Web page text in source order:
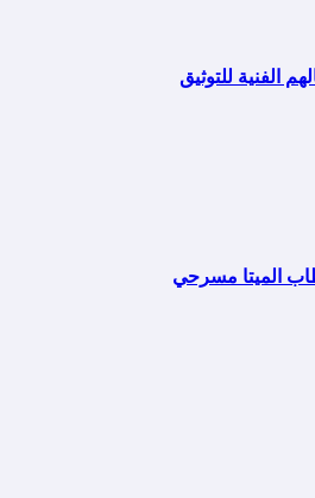
الفنية للتوثيق
الميتا مسرحي